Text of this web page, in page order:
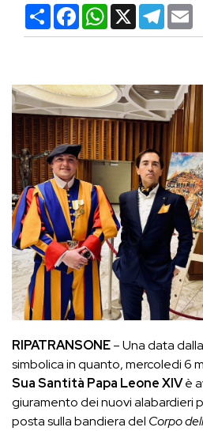
CondividiFacebookWhatsApp
X
RIPATRANSONE– Una data
simbolica in quanto, mercoledi 6
Sua Santità Papa Leone XIVè
giuramento dei nuovi alabardieri
posta sulla bandiera del Corpo